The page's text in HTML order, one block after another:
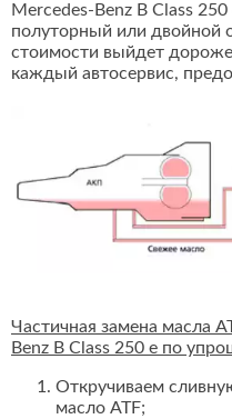
Mercedes-Benz B Class
полуторный или двойной
стоимости выйдет
каждый автосервис,
Частичная замена масла
Benz B Class 250 e по
Откручиваем
масло ATF;